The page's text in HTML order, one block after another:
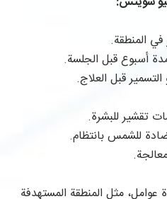
المنطقة.
أسبوع قبل الجلسة.
قبل العلاج.
تقشير للبشرة.
للشمس بانتظام.
عوامل، مثل المنطقة المستهدفة